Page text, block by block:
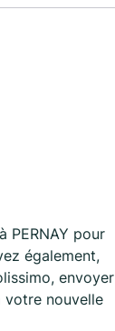
PERNAY pour
également,
envoyer
votre nouvelle